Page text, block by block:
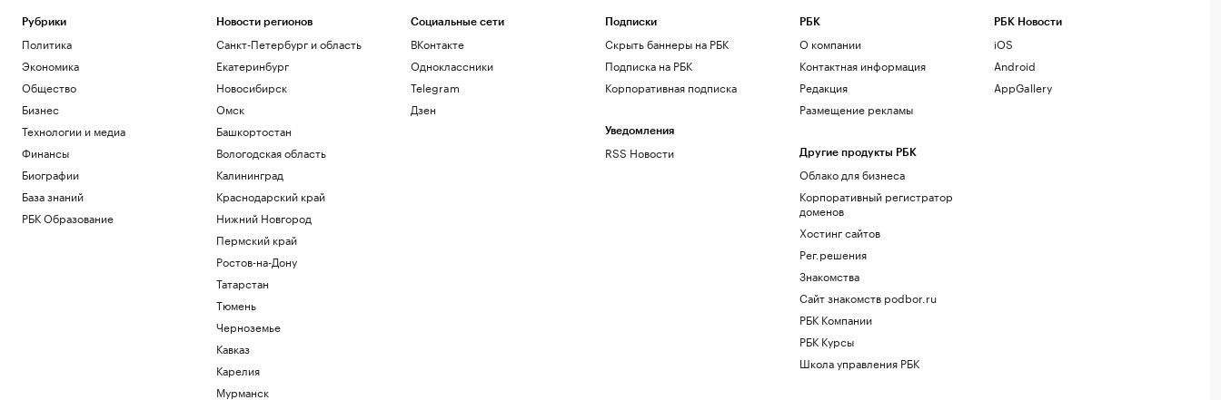
Рубрики
Политика
Экономика
Общество
Бизнес
Технологии и медиа
Финансы
Биографии
База знаний
РБК Образование
Новости регионов
Санкт-Петербург и область
Екатеринбург
Новосибирск
Омск
Башкортостан
Вологодская область
Калининград
Краснодарский край
Нижний Новгород
Пермский край
Ростов-на-Дону
Татарстан
Тюмень
Черноземье
Кавказ
Карелия
Мурманск
Социальные сети
ВКонтакте
Одноклассники
Telegram
Дзен
Подписки
Скрыть баннеры на РБК
Подписка на РБК
Корпоративная подписка
Уведомления
RSS Новости
РБК
О компании
Контактная информация
Редакция
Размещение рекламы
Другие продукты РБК
Облако для бизнеса
Корпоративный регистратор
доменов
Хостинг сайтов
Рег.решения
Знакомства
Сайт знакомств podbor.ru
РБК Компании
РБК Курсы
Школа управления РБК
РБК Новости
iOS
Android
AppGallery